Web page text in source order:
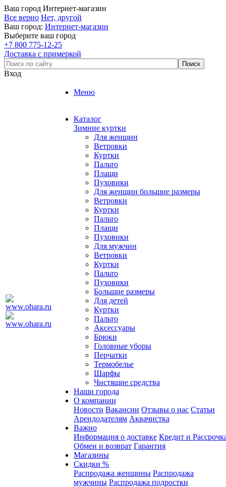
Ваш город Интернет-магазин
Все верно Нет, другой
Ваш город: Интернет-магазин
Выберите ваш город
+7 800 775-12-25
Доставка с примеркой
Вход
Меню
Каталог
Зимние куртки
Для женщин
Ветровки
Куртки
Пальто
Плащи
Пуховики
Для женщин большие размеры
Ветровки
Куртки
Пальто
Плащи
Пуховики
Для мужчин
Ветровки
Куртки
Пальто
Пуховики
Большие размеры
Для детей
Куртки
Пальто
Аксессуары
Брюки
Головные уборы
Перчатки
Термобелье
Шарфы
Чистящие средства
Наши города
О компании
Новости Вакансии Отзывы о нас Статьи
Арендодателям Аквачистка
Важно
Информация о доставке Кредит и
Обмен и возврат Гарантия
Магазины
Скидки %
Распродажа женщины Распродажа
мужчины Распродажа подростки